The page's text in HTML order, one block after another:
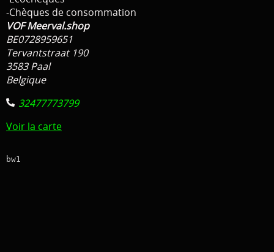
Bateau / Float tube // tout la reste
Tent / Chair / Tapis de réception, Peson ...
Par Marque
-Chèques de consommation
VOF Meerval.shop
BE0728959651
Tervantstraat 190
3583 Paal
Belgique
32477773799
Voir la carte
bw1